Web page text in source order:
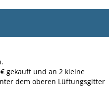
gekauft und an 2 kleine
dem oberen Lüftungsgitter